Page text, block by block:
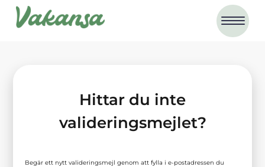
Hittar du inte
valideringsmejlet?
Begär ett nytt valideringsmejl genom att fylla i e-postadressen du